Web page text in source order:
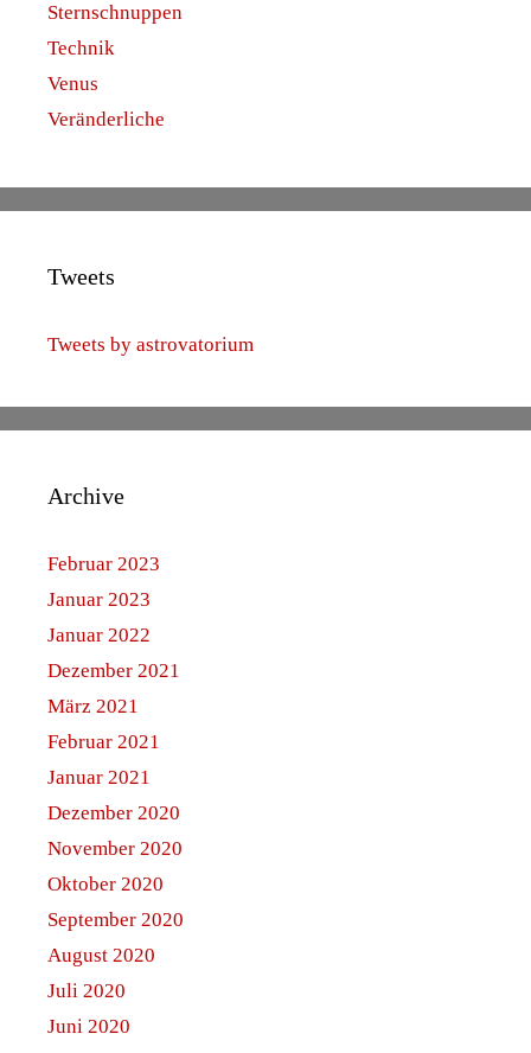
Sternschnuppen
Technik
Venus
Veränderliche
Tweets
Tweets by astrovatorium
Archive
Februar 2023
Januar 2023
Januar 2022
Dezember 2021
März 2021
Februar 2021
Januar 2021
Dezember 2020
November 2020
Oktober 2020
September 2020
August 2020
Juli 2020
Juni 2020